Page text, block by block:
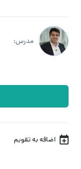
مدرس:
اضافه به تقویم